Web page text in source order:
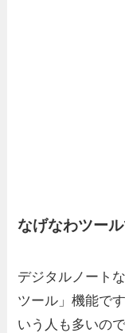
なげなわツー
デジタルノート
ツール」機能で
いう人も多いの